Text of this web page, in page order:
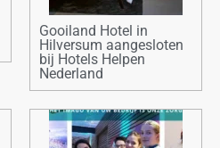
Gooiland Hotel in
Hilversum aangesloten
bij Hotels Helpen
Nederland